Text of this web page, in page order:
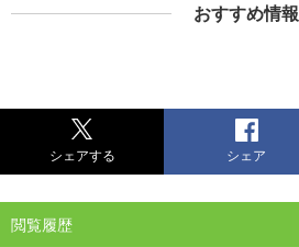
おすすめ情報
シェアする シェア
閲覧履歴